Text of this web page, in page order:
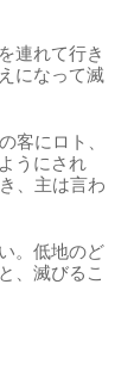
連れて行き
になって滅
客にロト、
うにされ
、主は言わ
。低地のど
、滅びるこ